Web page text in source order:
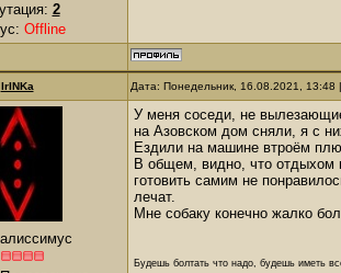
2
Offline
IrINKa Дата: Понедельник, 16.08.2021,
У меня соседи, не
на Азовском дом сняли, я с
Ездили на машине втроём
В общем, видно, что отдыхом
готовить самим не
лечат.
Мне собаку конечно жалко
Будешь болтать что надо, будешь иметь